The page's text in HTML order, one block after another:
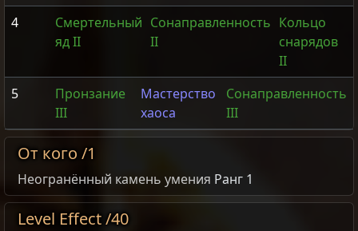
4
Смертельный
яд II
Сонаправленность
II
Кольцо
снарядов
II
5
Пронзание
III
Мастерство
хаоса
Сонаправленность
III
От кого /1
Неогранённый камень умения Ранг 1
Level Effect /40